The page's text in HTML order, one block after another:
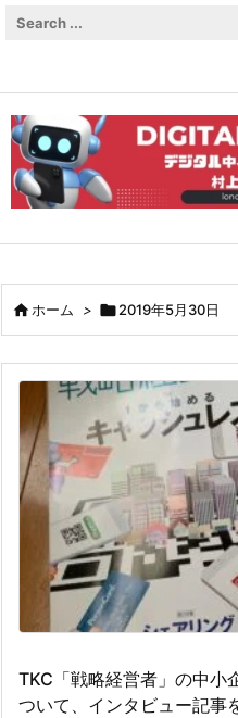
ホーム > 2019年5月30日
TKC「戦略経営者」の中小
ついて、インタビュー記事